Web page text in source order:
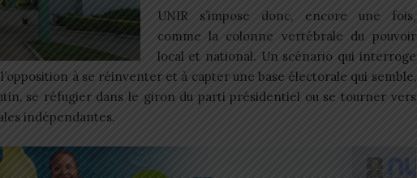
UNIR s’impose donc, encore une fois,
comme la colonne vertébrale du pouvoir
local et national. Un scénario qui interroge
à se réinventer et à capter une base électorale qui semble,
se réfugier dans le giron du parti présidentiel ou se tourner vers
indépendantes.